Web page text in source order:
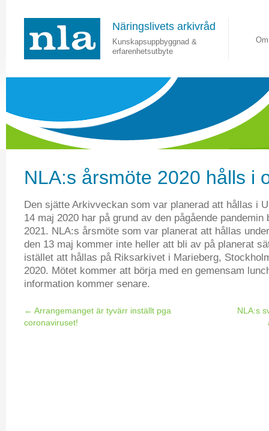
Näringslivets arkivråd
Kunskapsuppbyggnad &
erfarenhetsutbyte
NLA:s årsmöte 2020 hålls i
Den sjätte Arkivveckan som var planerad att hållas i
14 maj 2020 har på grund av den pågående
2021. NLA:s årsmöte som var planerat att hållas
den 13 maj kommer inte heller att bli av på planerat
istället att hållas på Riksarkivet i Marieberg,
2020. Mötet kommer att börja med en gemensam
information kommer senare.
← Arrangemanget är tyvärr inställt pga
coronaviruset!
NLA:s